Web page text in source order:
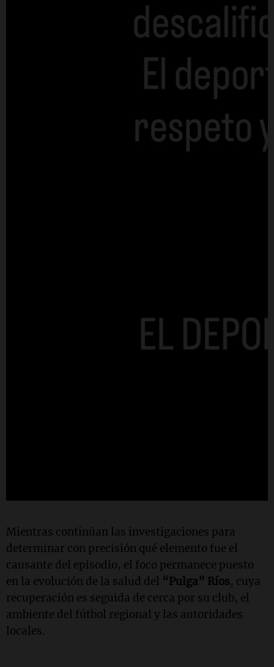
Mientras continúan las investigaciones para
determinar con precisión qué elemento fue el
causante del episodio, el foco permanece puesto
en la evolución de la salud del “Pulga” Ríos, cuya
recuperación es seguida de cerca por su club, el
ambiente del fútbol regional y las autoridades
locales.